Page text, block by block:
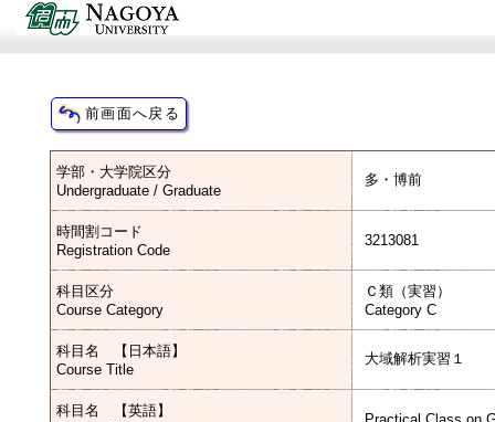
学部・大学院区分
Undergraduate / Graduate
多・博前
時間割コード
Registration Code
3213081
科目区分
Course Category
Ｃ類（実習）
Category C
科目名 【日本語】
Course Title
大域解析実習１
科目名 【英語】